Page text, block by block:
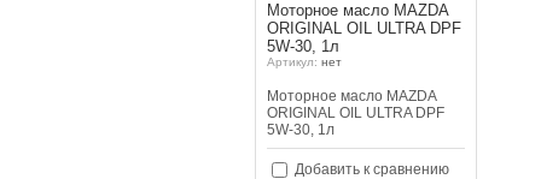
Моторное масло MAZDA
ORIGINAL OIL ULTRA DPF
5W-30, 1л
Артикул: нет
Моторное масло MAZDA
ORIGINAL OIL ULTRA DPF
5W-30, 1л
Добавить к сравнению